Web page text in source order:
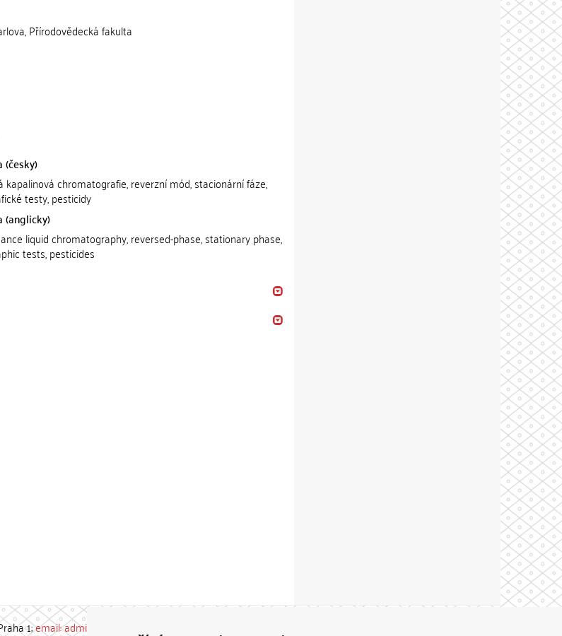
Přírodovědecká fakulta
(česky)
kapalinová chromatografie, reverzní mód, stacionární fáze,
testy, pesticidy
(anglicky)
liquid chromatography, reversed-phase, stationary phase,
tests, pesticides
1;email: admin-repozitar [at] cuni.cz